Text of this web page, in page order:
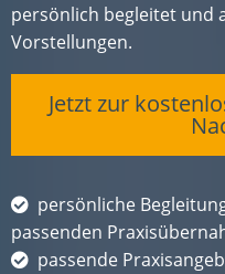
persönlich begleitet und
Vorstellungen.
Jetzt zur
persönliche
passenden
passende